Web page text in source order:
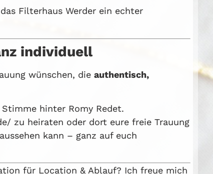
Filterhaus Werder ein echter
individuell
wünschen, die authentisch,
hinter Romy Redet.
zu heiraten oder dort eure freie Trauung
kann – ganz auf euch
für Location & Ablauf? Ich freue mich